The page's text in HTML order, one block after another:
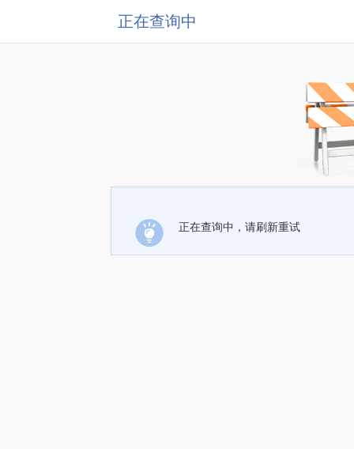
正在查询中
正在查询中，请刷新重试